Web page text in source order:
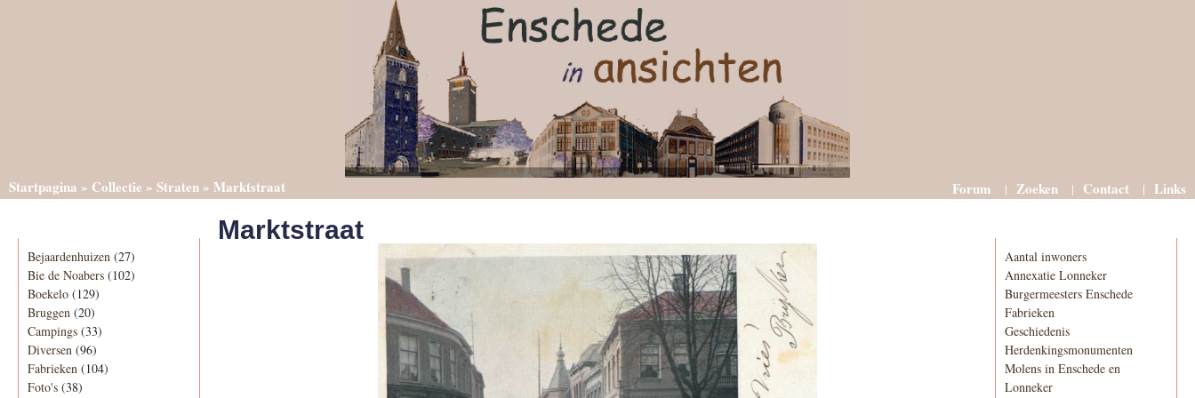
Startpagina » Collectie » Straten» Marktstraat Forum Zoeken Contact Links
Bejaardenhuizen (27)
Bie de Noabers (102)
Boekelo (129)
Bruggen (20)
Campings (33)
Diversen (96)
Fabrieken (104)
Foto's (38)
Marktstraat
Aantal inwoners
Annexatie Lonneker
Burgermeesters Enschede
Fabrieken
Geschiedenis
Herdenkingsmonumenten
Molens in Enschede en
Lonneker